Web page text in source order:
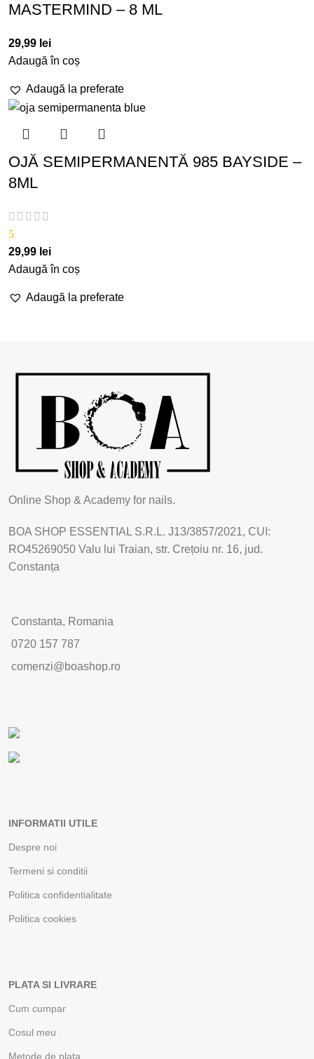
MASTERMIND – 8 ML
29,99 lei
Adaugă în coș
Adaugă la preferate
OJĂ SEMIPERMANENTĂ 985 BAYSIDE –
8ML
5
29,99 lei
Adaugă în coș
Adaugă la preferate
Online Shop & Academy for nails.
BOA SHOP ESSENTIAL S.R.L. J13/3857/2021, CUI:
RO45269050 Valu lui Traian, str. Crețoiu nr. 16, jud.
Constanța
Constanta, Romania
0720 157 787
comenzi@boashop.ro
INFORMATII UTILE
Despre noi
Termeni si conditii
Politica confidentialitate
Politica cookies
PLATA SI LIVRARE
Cum cumpar
Cosul meu
Metode de plata